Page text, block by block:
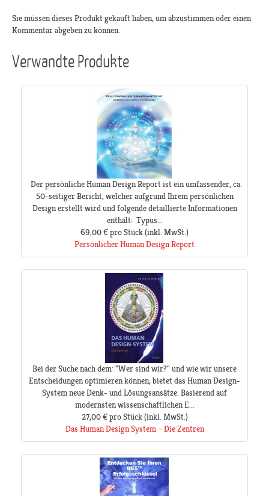
Sie müssen dieses Produkt gekauft haben, um abzustimmen oder einen
Kommentar abgeben zu können.
Verwandte Produkte
Der persönliche Human Design Report ist ein umfassender, ca.
50-seitiger Bericht, welcher aufgrund Ihrem persönlichen
Design erstellt wird und folgende detaillierte Informationen
enthält: Typus...
69,00 €pro Stück(inkl. MwSt.)
Persönlicher Human Design Report
Bei der Suche nach dem: "Wer sind wir?" und wie wir unsere
Entscheidungen optimieren können, bietet das Human Design-
System neue Denk- und Lösungsansätze. Basierend auf
modernsten wissenschaftlichen E...
27,00 € pro Stück(inkl. MwSt.)
Das Human Design System – Die Zentren